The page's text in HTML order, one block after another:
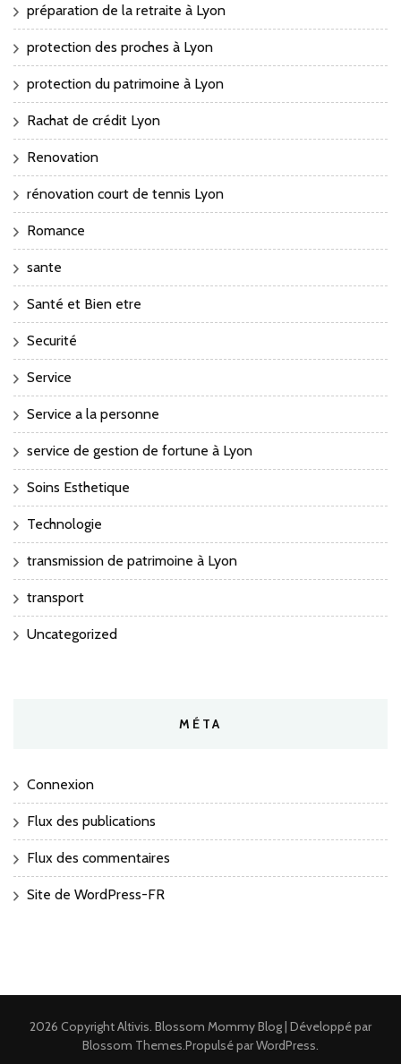
préparation de la retraite à Lyon
protection des proches à Lyon
protection du patrimoine à Lyon
Rachat de crédit Lyon
Renovation
rénovation court de tennis Lyon
Romance
sante
Santé et Bien etre
Securité
Service
Service a la personne
service de gestion de fortune à Lyon
Soins Esthetique
Technologie
transmission de patrimoine à Lyon
transport
Uncategorized
MÉTA
Connexion
Flux des publications
Flux des commentaires
Site de WordPress-FR
2026 CopyrightAltivis. Blossom Mommy Blog | Développé par
Blossom Themes.Propulsé parWordPress.